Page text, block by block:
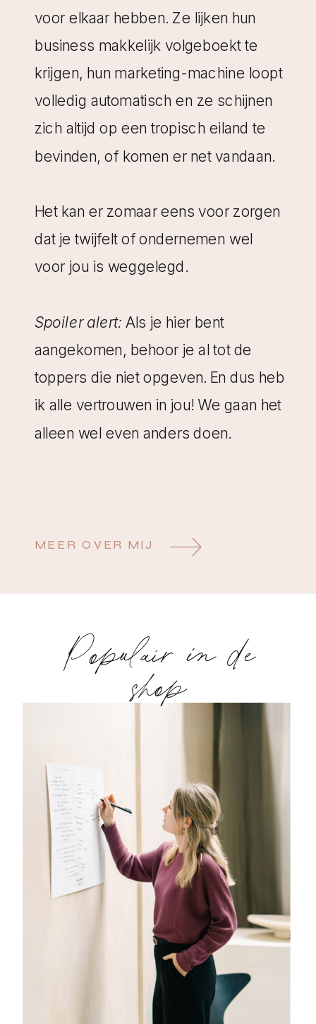
voor elkaar hebben. Ze lijken hun
business makkelijk volgeboekt te
krijgen, hun marketing-machine loopt
volledig automatisch en ze schijnen
zich altijd op een tropisch eiland te
bevinden, of komen er net vandaan.
Het kan er zomaar eens voor zorgen
dat je twijfelt of ondernemen wel
voor jou is weggelegd.
Spoiler alert: Als je hier bent
aangekomen, behoor je al tot de
toppers die niet opgeven. En dus heb
ik alle vertrouwen in jou! We gaan het
alleen wel even anders doen.
MEER OVER MIJ
Populair in de
shop